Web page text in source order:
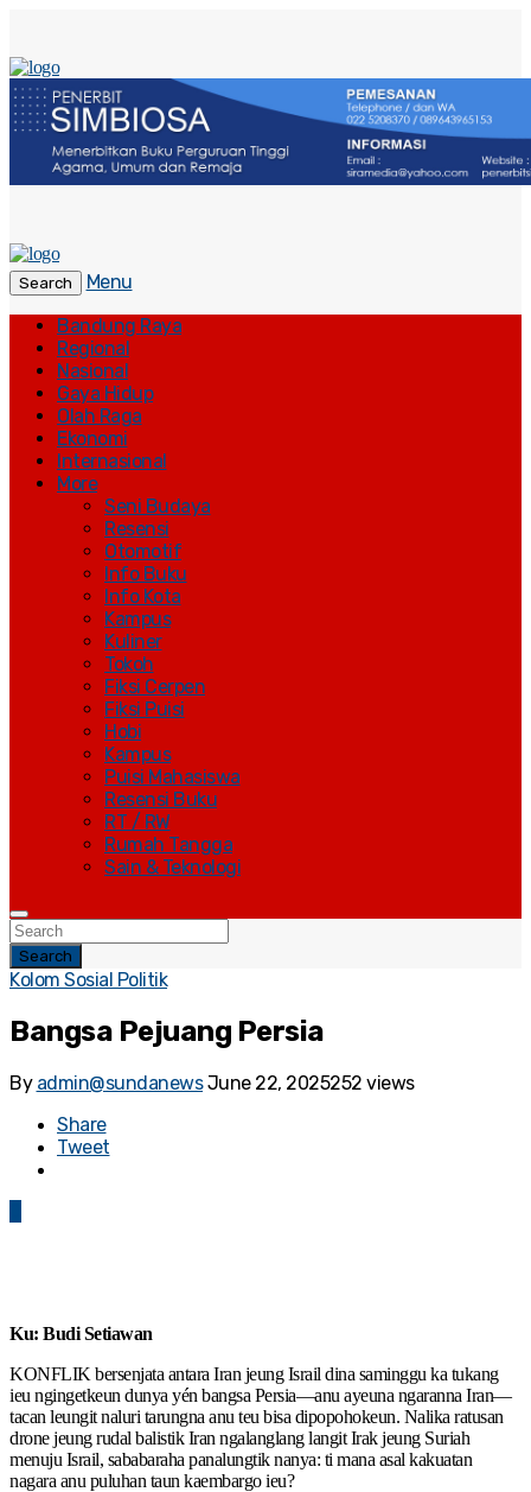
Search
Menu
Bandung Raya
Regional
Nasional
Gaya Hidup
Olah Raga
Ekonomi
Internasional
More
Seni Budaya
Resensi
Otomotif
Info Buku
Info Kota
Kampus
Kuliner
Tokoh
Fiksi Cerpen
Fiksi Puisi
Hobi
Kampus
Puisi Mahasiswa
Resensi Buku
RT / RW
Rumah Tangga
Sain & Teknologi
Search
Kolom Sosial Politik
Bangsa Pejuang Persia
By admin@sundanews June 22, 2025252 views
Share
Tweet
Ku: Budi Setiawan
KONFLIK bersenjata antara Iran jeung Israil dina saminggu ka tukang
ieu ngingetkeun dunya yén bangsa Persia—anu ayeuna ngaranna Iran—
tacan leungit naluri tarungna anu teu bisa dipopohokeun. Nalika ratusan
drone jeung rudal balistik Iran ngalanglang langit Irak jeung Suriah
menuju Israil, sababaraha panalungtik nanya: ti mana asal kakuatan
nagara anu puluhan taun kaembargo ieu?